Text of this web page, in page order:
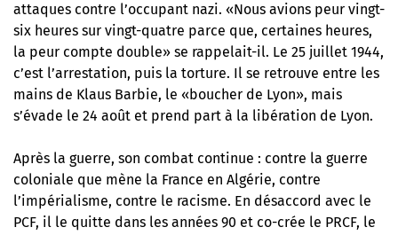
attaques contre l’occupant nazi. «Nous avions peur vingt-
six heures sur vingt-quatre parce que, certaines heures,
la peur compte double» se rappelait-il. Le 25 juillet 1944,
c’est l’arrestation, puis la torture. Il se retrouve entre les
mains de Klaus Barbie, le «boucher de Lyon», mais
s’évade le 24 août et prend part à la libération de Lyon.
Après la guerre, son combat continue : contre la guerre
coloniale que mène la France en Algérie, contre
l’impérialisme, contre le racisme. En désaccord avec le
PCF, il le quitte dans les années 90 et co-crée le PRCF, le